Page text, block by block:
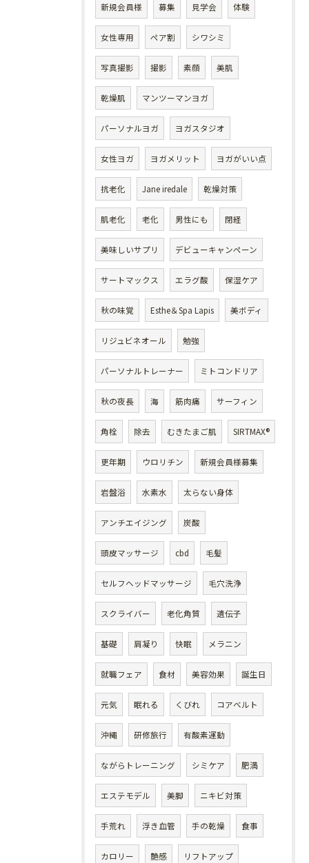
新規会員様 募集 見学会 体験
女性専用 ペア割 シワシミ
写真撮影 撮影 素顔 美肌
乾燥肌 マンツーマンヨガ
パーソナルヨガ ヨガスタジオ
女性ヨガ ヨガメリット ヨガがいい点
抗老化 Jane iredale 乾燥対策
肌老化 老化 男性にも 閉経
美味しいサプリ デビューキャンペーン
サートマックス エラグ酸 保湿ケア
秋の味覚 Esthe＆Spa Lapis 美ボディ
リジュビネオール 勉強
パーソナルトレーナー ミトコンドリア
秋の夜長 海 筋肉痛 サーフィン
角栓 除去 むきたまご肌 SIRTMAX®
更年期 ウロリチン 新規会員様募集
岩盤浴 水素水 太らない身体
アンチエイジング 炭酸
頭皮マッサージ cbd 毛髪
セルフヘッドマッサージ 毛穴洗浄
スクライバー 老化角質 遺伝子
基礎 肩凝り 快眠 メラニン
就職フェア 食材 美容効果 誕生日
元気 眠れる くびれ コアベルト
沖縄 研修旅行 有酸素運動
ながらトレーニング シミケア 肥満
エステモデル 美脚 ニキビ対策
手荒れ 浮き血管 手の乾燥 食事
カロリー 艶感 リフトアップ